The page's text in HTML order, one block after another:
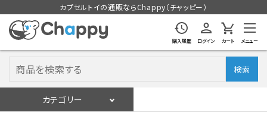
カプセルトイの通販ならChappy（チャッピー）
購入履歴 ログイン カート メニュー
検索
カテゴリー